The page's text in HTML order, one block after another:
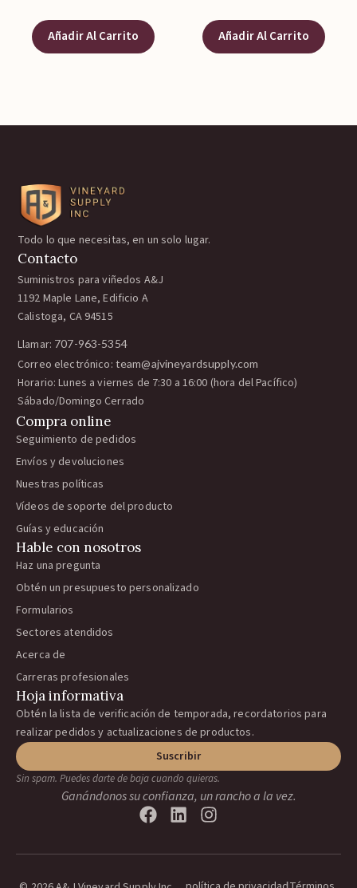
Añadir Al Carrito Añadir Al Carrito
Todo lo que necesitas, en un solo lugar.
Contacto
Suministros para viñedos A&J
1192 Maple Lane, Edificio A
Calistoga, CA 94515
Llamar: 707-963-5354
Correo electrónico: team@ajvineyardsupply.com
Horario: Lunes a viernes de 7:30 a 16:00 (hora del Pacífico)
Sábado/Domingo Cerrado
Compra online
Seguimiento de pedidos
Envíos y devoluciones
Nuestras políticas
Vídeos de soporte del producto
Guías y educación
Hable con nosotros
Haz una pregunta
Obtén un presupuesto personalizado
Formularios
Sectores atendidos
Acerca de
Carreras profesionales
Hoja informativa
Obtén la lista de verificación de temporada, recordatorios para
realizar pedidos y actualizaciones de productos.
Suscribir
Sin spam. Puedes darte de baja cuando quieras.
Ganándonos su confianza, un rancho a la vez.